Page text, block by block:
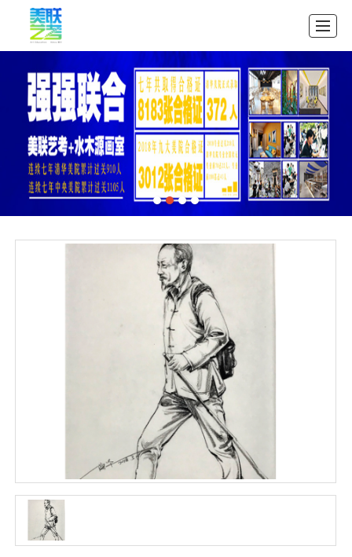
首页 公司介绍 教学案例 招生中心 图库展示 资讯展示 联系我们